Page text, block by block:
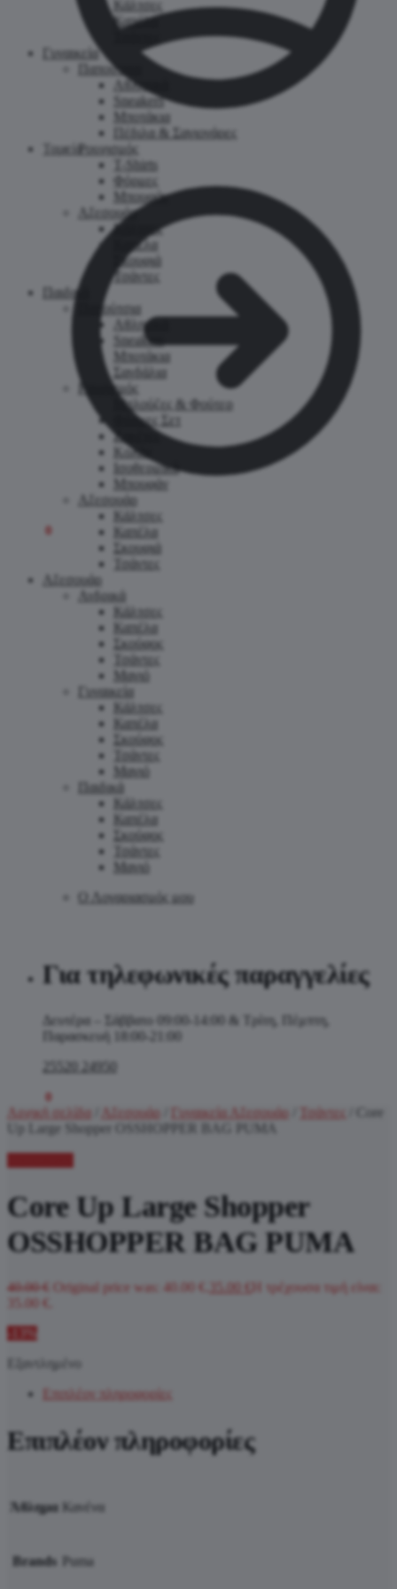
Ταμείο
0
Κάλτσες
Καπέλα
Γυναικεία
Παπούτσια
Αθλητικά
Sneakers
Μποτάκια
Πέδιλα & Σαγιονάρες
Ρουχισμός
T-Shirts
Φόρμες
Μπουφάν
Αξεσουάρ
Κάλτσες
Καπέλα
Σκουφιά
Τσάντες
Παιδικά
Παπούτσια
Αθλητικά
Sneakers
Μποτάκια
Σανδάλια
Ρουχισμός
Μπλούζες & Φούτερ
Φόρμες Σετ
Ζακέτες
Κολάν
Ισοθερμικά
Μπουφάν
Αξεσουάρ
Κάλτσες
Καπέλα
Σκουφιά
Τσάντες
Αξεσουάρ
Ανδρικά
Κάλτσες
Καπέλα
Σκούφος
Τσάντες
Μαγιό
Γυναικεία
Κάλτσες
Καπέλα
Σκούφος
Τσάντες
Μαγιό
Παιδικά
Κάλτσες
Καπέλα
Σκούφος
Τσάντες
Μαγιό
Ο Λογαριασμός μου
Για τηλεφωνικές παραγγελίες
Δευτέρα – Σάββατο 09:00-14:00 & Τρίτη, Πέμπτη,
Παρασκευή 18:00-21:00
25520 24950
0
Αρχική σελίδα Αξεσουάρ Γυναικεία Αξεσουάρ Τσάντες
Core
Up Large Shopper OSSHOPPER BAG PUMA
Core Up Large Shopper
OSSHOPPER BAG PUMA
40.00€ Original price was: 40.00 €. 35.00
Η τρέχουσα τιμή είναι:
35.00 €.
Εξαντλημένο
Επιπλέον πληροφορίες
Επιπλέον πληροφορίες
Άθλημα Κανένα
Brands Puma